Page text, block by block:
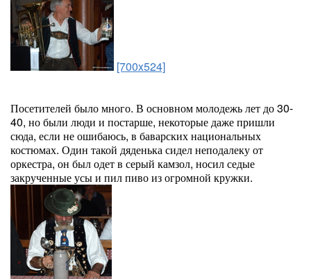
[700x524]
Посетителей было много. В основном молодежь лет до 30-
40, но были люди и постарше, некоторые даже пришли
сюда, если не ошибаюсь, в баварских национальных
костюмах. Один такой дяденька сидел неподалеку от
оркестра, он был одет в серый камзол, носил седые
закрученные усы и пил пиво из огромной кружки.